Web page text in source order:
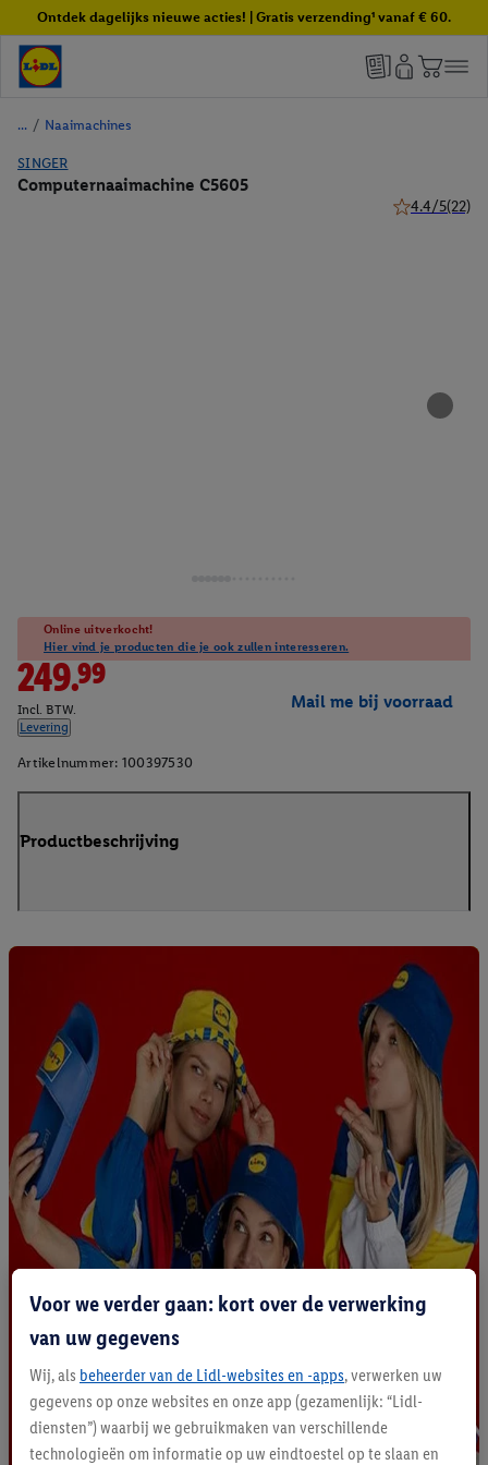
Ontdek dagelijks nieuwe acties! | Gratis verzending¹ vanaf € 60.
/ Naaimachines
SINGER
Computernaaimachine C5605
4.4/5(22)
Online uitverkocht!
Hier vind je producten die je ook zullen interesseren.
249.99
Incl. BTW.
Levering
Mail me bij voorraad
Artikelnummer: 100397530
Productbeschrijving
Voor we verder gaan: kort over de verwerking
van uw gegevens
Wij, als beheerder van de Lidl-websites en -apps, verwerken uw
gegevens op onze websites en onze app (gezamenlijk: “Lidl-
diensten”) waarbij we gebruikmaken van verschillende
technologieën om informatie op uw eindtoestel op te slaan en